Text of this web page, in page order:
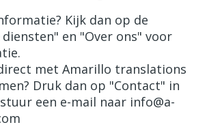
Kijk dan op de
en "Over ons" voor
met Amarillo translations
Druk dan op "Contact" in
een e-mail naar info@a-